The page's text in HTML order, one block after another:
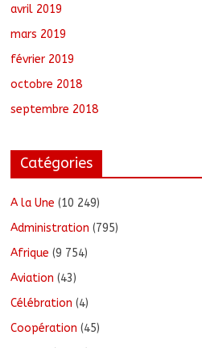
avril 2019
mars 2019
février 2019
octobre 2018
septembre 2018
Catégories
A la Une (10 249)
Administration (795)
Afrique (9 754)
Aviation (43)
Célébration (4)
Coopération (45)